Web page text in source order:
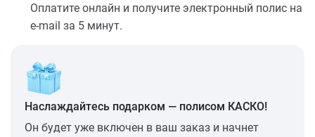
Оплатите онлайн и получите электронный полис на
e-mail за 5 минут.
Наслаждайтесь подарком — полисом КАСКО!
Он будет уже включен в ваш заказ и начнет